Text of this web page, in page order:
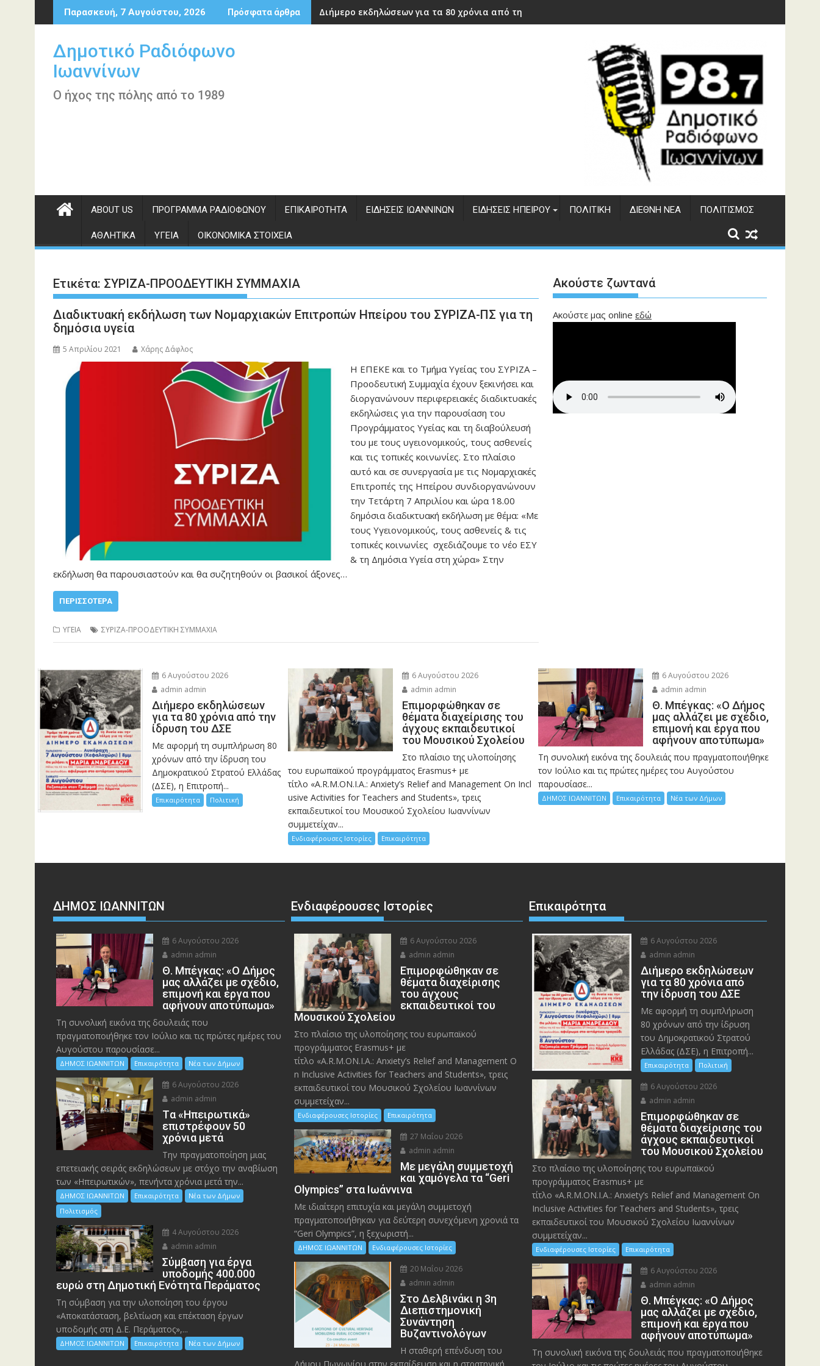
Περάστε
στο
Παρασκευή, 7 Αυγούστου, 2026 Πρόσφατα άρθρα Διήμερο εκδηλώσεων για τα 80 χρόνια από την ίδρυση του ΔΣΕ
Δημοτικό Ραδιόφωνο
Ιωαννίνων
Ο ήχος της πόλης από το 1989
ABOUT US ΠΡΌΓΡΑΜΜΑ ΡΑΔΙΟΦΏΝΟΥ ΕΠΙΚΑΙΡΌΤΗΤΑ ΕΙΔΉΣΕΙΣ ΙΩΑΝΝΊΝΩΝ ΕΙΔΉΣΕΙΣ ΗΠΕΊΡΟΥ ΠΟΛΙΤΙΚΉ ΔΙΕΘΝΉ ΝΈΑ ΠΟΛΙΤΙΣΜΌΣ
ΑΘΛΗΤΙΚΆ ΥΓΕΊΑ ΟΙΚΟΝΟΜΙΚΆ ΣΤΟΙΧΕΊΑ
Ετικέτα: ΣΥΡΙΖΑ-ΠΡΟΟΔΕΥΤΙΚΗ ΣΥΜΜΑΧΙΑ
Διαδικτυακή εκδήλωση των Νομαρχιακών Επιτροπών Ηπείρου του ΣΥΡΙΖΑ-ΠΣ για τη
δημόσια υγεία
5 Απριλίου 2021 Χάρης Δάφλος
Η ΕΠΕΚΕ και το Τμήμα Υγείας του ΣΥΡΙΖΑ –
Προοδευτική Συμμαχία έχουν ξεκινήσει και
διοργανώνουν περιφερειακές διαδικτυακές
εκδηλώσεις για την παρουσίαση του
Προγράμματος Υγείας και τη διαβούλευσή
του με τους υγειονομικούς, τους ασθενείς
και τις τοπικές κοινωνίες. Στο πλαίσιο
αυτό και σε συνεργασία με τις Νομαρχιακές
Επιτροπές της Ηπείρου συνδιοργανώνουν
την Τετάρτη 7 Απριλίου και ώρα 18.00
δημόσια διαδικτυακή εκδήλωση με θέμα: «Με
τους Υγειονομικούς, τους ασθενείς & τις
τοπικές κοινωνίες σχεδιάζουμε το νέο ΕΣΥ
& τη Δημόσια Υγεία στη χώρα» Στην
εκδήλωση θα παρουσιαστούν και θα συζητηθούν οι βασικοί άξονες…
ΠΕΡΙΣΣΌΤΕΡΑ
ΥΓΕΙΑ ΣΥΡΙΖΑ-ΠΡΟΟΔΕΥΤΙΚΗ ΣΥΜΜΑΧΙΑ
Ακούστε ζωντανά
Ακούστε μας online εδώ
6 Αυγούστου 2026
admin admin
Διήμερο εκδηλώσεων
για τα 80 χρόνια από την
ίδρυση του ΔΣΕ
Με αφορμή τη συμπλήρωση 80
χρόνων από την ίδρυση του
Δημοκρατικού Στρατού Ελλάδας
(ΔΣΕ), η Επιτροπή...
Επικαιρότητα Πολιτική
6 Αυγούστου 2026
admin admin
Eπιμορφώθηκαν σε
θέματα διαχείρισης του
άγχους εκπαιδευτικοί
του Μουσικού Σχολείου
Στο πλαίσιο της υλοποίησης
του ευρωπαϊκού προγράμματος Erasmus+ με
τίτλο «A.R.M.ON.I.A.: Anxiety’s Relief and Management On Incl
usive Activities for Teachers and Students», τρεις
εκπαιδευτικοί του Μουσικού Σχολείου Ιωαννίνων
συμμετείχαν...
Ενδιαφέρουσες Ιστορίες Επικαιρότητα
6 Αυγούστου 2026
admin admin
Θ. Μπέγκας: «Ο Δήμος
μας αλλάζει με σχέδιο,
επιμονή και έργα που
αφήνουν αποτύπωμα»
Τη συνολική εικόνα της δουλειάς που πραγματοποιήθηκε
τον Ιούλιο και τις πρώτες ημέρες του Αυγούστου
παρουσίασε...
ΔΗΜΟΣ ΙΩΑΝΝΙΤΩΝ Επικαιρότητα Νέα των Δήμων
ΔΗΜΟΣ ΙΩΑΝΝΙΤΩΝ
6 Αυγούστου 2026
admin admin
Θ. Μπέγκας: «Ο Δήμος
μας αλλάζει με σχέδιο,
επιμονή και έργα που
αφήνουν αποτύπωμα»
Τη συνολική εικόνα της δουλειάς που
πραγματοποιήθηκε τον Ιούλιο και τις πρώτες ημέρες του
Αυγούστου παρουσίασε...
ΔΗΜΟΣ ΙΩΑΝΝΙΤΩΝ Επικαιρότητα Νέα των Δήμων
6 Αυγούστου 2026
admin admin
Tα «Ηπειρωτικά»
επιστρέφουν 50
χρόνια μετά
Την πραγματοποίηση μιας
επετειακής σειράς εκδηλώσεων με στόχο την αναβίωση
των «Ηπειρωτικών», πενήντα χρόνια μετά την...
ΔΗΜΟΣ ΙΩΑΝΝΙΤΩΝ Επικαιρότητα
Νέα των Δήμων
Πολιτισμός
4 Αυγούστου 2026
admin admin
Σύμβαση για έργα
υποδομής 400.000
ευρώ στη Δημοτική Ενότητα Περάματος
Τη σύμβαση για την υλοποίηση του έργου
«Αποκατάσταση, βελτίωση και επέκταση έργων
υποδομής στη Δ.Ε. Περάματος»,...
ΔΗΜΟΣ ΙΩΑΝΝΙΤΩΝ Επικαιρότητα Νέα των Δήμων
Ενδιαφέρουσες Ιστορίες
6 Αυγούστου 2026
admin admin
Eπιμορφώθηκαν σε
θέματα διαχείρισης
του άγχους
εκπαιδευτικοί του
Μουσικού Σχολείου
Στο πλαίσιο της υλοποίησης του ευρωπαϊκού
προγράμματος Erasmus+ με
τίτλο «A.R.M.ON.I.A.: Anxiety’s Relief and Management O
n Inclusive Activities for Teachers and Students», τρεις
εκπαιδευτικοί του Μουσικού Σχολείου Ιωαννίνων
συμμετείχαν...
Ενδιαφέρουσες Ιστορίες Επικαιρότητα
27 Μαΐου 2026
admin admin
Με μεγάλη συμμετοχή
και χαμόγελα τα “Geri
Olympics” στα Ιωάννινα
Με ιδιαίτερη επιτυχία και μεγάλη συμμετοχή
πραγματοποιήθηκαν για δεύτερη συνεχόμενη χρονιά τα
“Geri Olympics”, η ξεχωριστή...
ΔΗΜΟΣ ΙΩΑΝΝΙΤΩΝ Ενδιαφέρουσες Ιστορίες
20 Μαΐου 2026
admin admin
Στο Δελβινάκι η 3η
Διεπιστημονική
Συνάντηση
Βυζαντινολόγων
Η σταθερή επένδυση του
Επικαιρότητα
6 Αυγούστου 2026
admin admin
Διήμερο εκδηλώσεων
για τα 80 χρόνια από
την ίδρυση του ΔΣΕ
Με αφορμή τη συμπλήρωση
80 χρόνων από την ίδρυση
του Δημοκρατικού Στρατού
Ελλάδας (ΔΣΕ), η Επιτροπή...
Επικαιρότητα Πολιτική
6 Αυγούστου 2026
admin admin
Eπιμορφώθηκαν σε
θέματα διαχείρισης του
άγχους εκπαιδευτικοί
του Μουσικού Σχολείου
Στο πλαίσιο της υλοποίησης του ευρωπαϊκού
προγράμματος Erasmus+ με
τίτλο «A.R.M.ON.I.A.: Anxiety’s Relief and Management On
Inclusive Activities for Teachers and Students», τρεις
εκπαιδευτικοί του Μουσικού Σχολείου Ιωαννίνων
συμμετείχαν...
Ενδιαφέρουσες Ιστορίες Επικαιρότητα
6 Αυγούστου 2026
admin admin
Θ. Μπέγκας: «Ο Δήμος
μας αλλάζει με σχέδιο,
επιμονή και έργα που
αφήνουν αποτύπωμα»
Τη συνολική εικόνα της δουλειάς που πραγματοποιήθηκε